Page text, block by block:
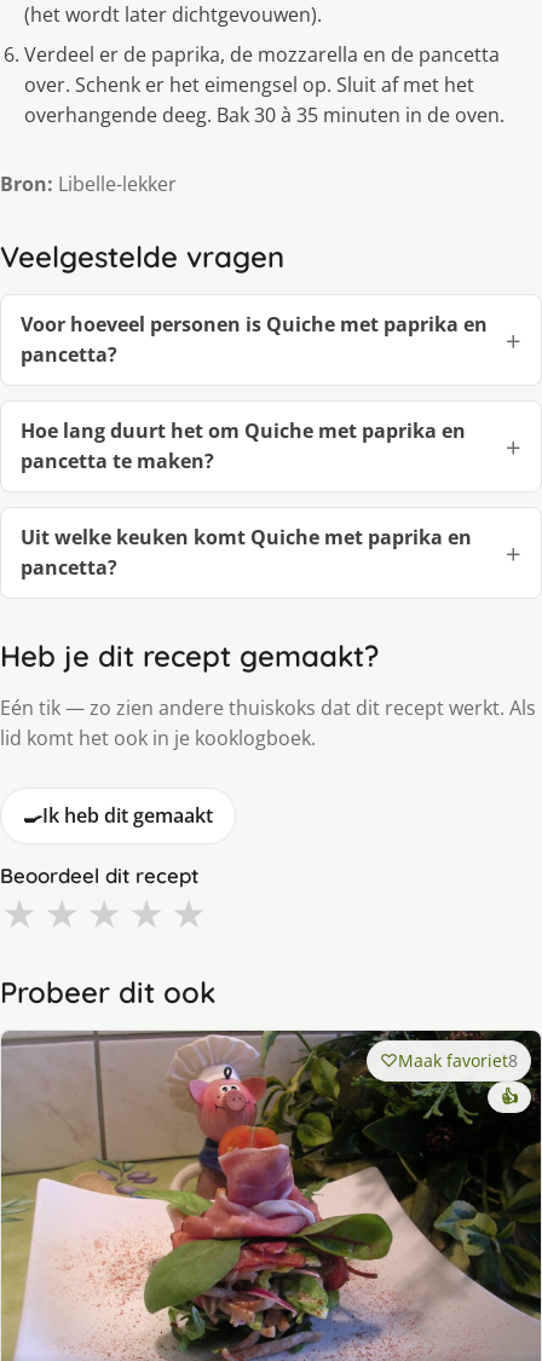
(het wordt later dichtgevouwen).
Verdeel er de paprika, de mozzarella en de pancetta
over. Schenk er het eimengsel op. Sluit af met het
overhangende deeg. Bak 30 à 35 minuten in de oven.
Bron: Libelle-lekker
Veelgestelde vragen
Voor hoeveel personen is Quiche met paprika en
pancetta?
Hoe lang duurt het om Quiche met paprika en
pancetta te maken?
Uit welke keuken komt Quiche met paprika en
pancetta?
Heb je dit recept gemaakt?
Eén tik — zo zien andere thuiskoks dat dit recept werkt. Als
lid komt het ook in je kooklogboek.
🍳Ik heb dit gemaakt
Beoordeel dit recept
★ ★ ★ ★ ★
Probeer dit ook
Maak favoriet8
👍